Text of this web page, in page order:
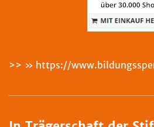
>> https://